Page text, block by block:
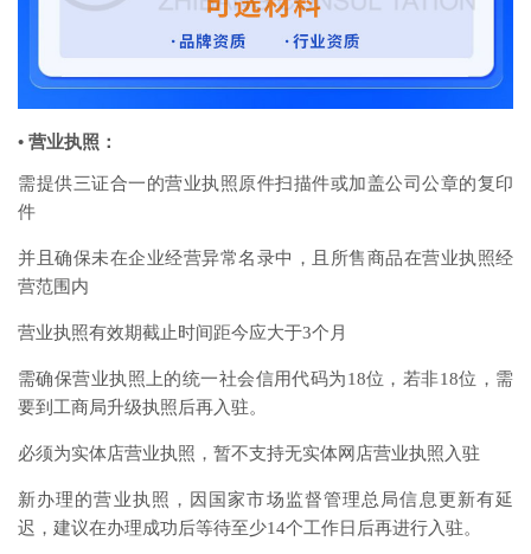
• 营业执照：
需提供三证合一的营业执照原件扫描件或加盖公司公章的复印
件
并且确保未在企业经营异常名录中，且所售商品在营业执照经
营范围内
营业执照有效期截止时间距今应大于3个月
需确保营业执照上的统一社会信用代码为18位，若非18位，需
要到工商局升级执照后再入驻。
必须为实体店营业执照，暂不支持无实体网店营业执照入驻
新办理的营业执照，因国家市场监督管理总局信息更新有延
迟，建议在办理成功后等待至少14个工作日后再进行入驻。